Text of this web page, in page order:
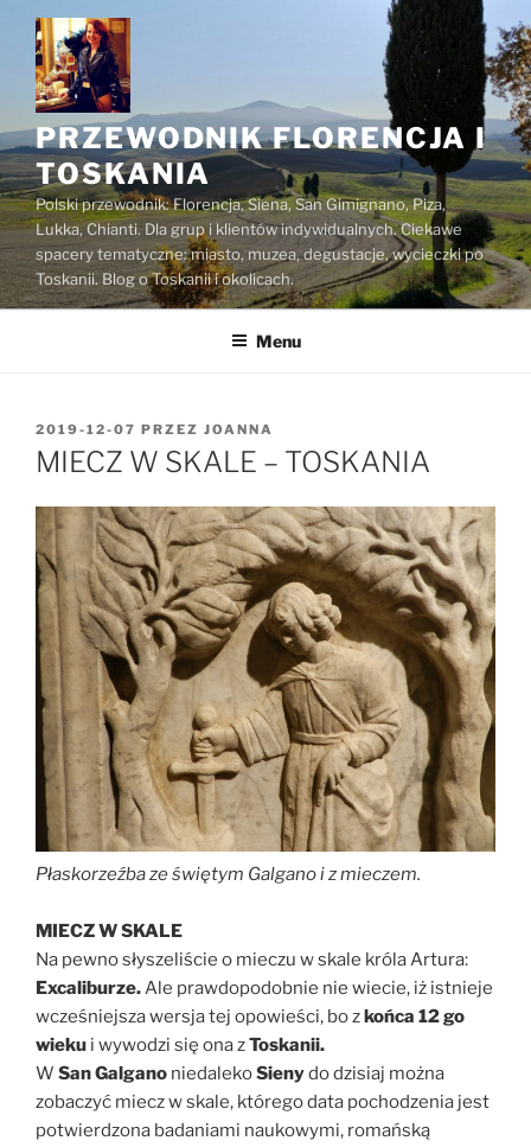
Przejdź
treści
PRZEWODNIK FLORENCJA I
TOSKANIA
Polski przewodnik: Florencja, Siena, San Gimignano, Piza,
Lukka, Chianti. Dla grup i klientów indywidualnych. Ciekawe
spacery tematyczne: miasto, muzea, degustacje, wycieczki po
Toskanii. Blog o Toskanii i okolicach.
Menu
OPUBLIKOWANE
W
2019-12-07 PRZEZ JOANNA
MIECZ W SKALE – TOSKANIA
Płaskorzeźba ze świętym Galgano i z mieczem.
MIECZ W SKALE
Na pewno słyszeliście o mieczu w skale króla Artura:
Excaliburze.Ale prawdopodobnie nie wiecie, iż istnieje
wcześniejsza wersja tej opowieści, bo zkońca 12 go
wieku i wywodzi się ona zToskanii.
W San Galgano niedalekoSienydo dzisiaj można
zobaczyć miecz w skale, którego data pochodzenia jest
potwierdzona badaniami naukowymi, romańską